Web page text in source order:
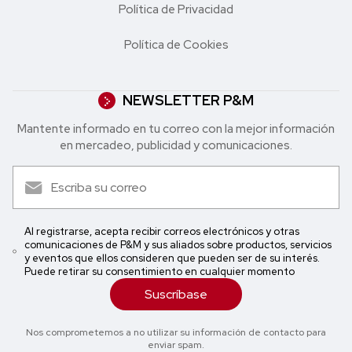
Política de Privacidad
Política de Cookies
NEWSLETTER P&M
Mantente informado en tu correo con la mejor in formación
en mercadeo, publicidad y comunicaciones.
Al registrarse, acepta recibir correos electrónicos y otras
comunicaciones de P&M y sus aliados sobre productos, servicios
y eventos que ellos consideren que pueden ser de su interés.
Puede retirar su consentimiento en cualquier momento
Suscríbase
Nos comprometemos a no utilizar su información de contacto para
enviar spam.